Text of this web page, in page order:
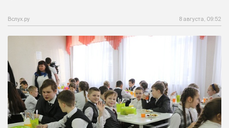
Вслух.ру 8 августа, 09:52